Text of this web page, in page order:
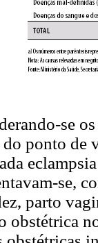
se
ponto de
se,
parto
obstétrica